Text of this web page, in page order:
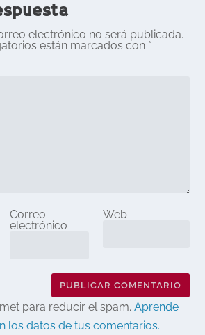
electrónico no será publicada.
están marcados con *
Correo
electrónico
Web
para reducir el spam.Aprende
los datos de tus comentarios.